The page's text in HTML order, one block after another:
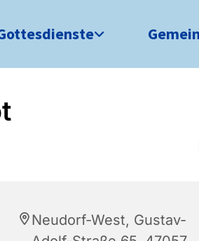
Neudorf-West, Gustav-